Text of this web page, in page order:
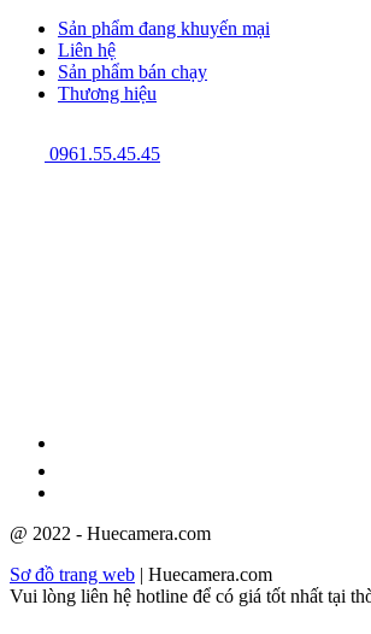
Sản phẩm đang khuyến mại
Liên hệ
Sản phẩm bán chạy
Thương hiệu
0961.55.45.45
@ 2022 - Huecamera.com
Sơ đồ trang web | Huecamera.com
Vui lòng liên hệ hotline để có giá tốt nhất tại